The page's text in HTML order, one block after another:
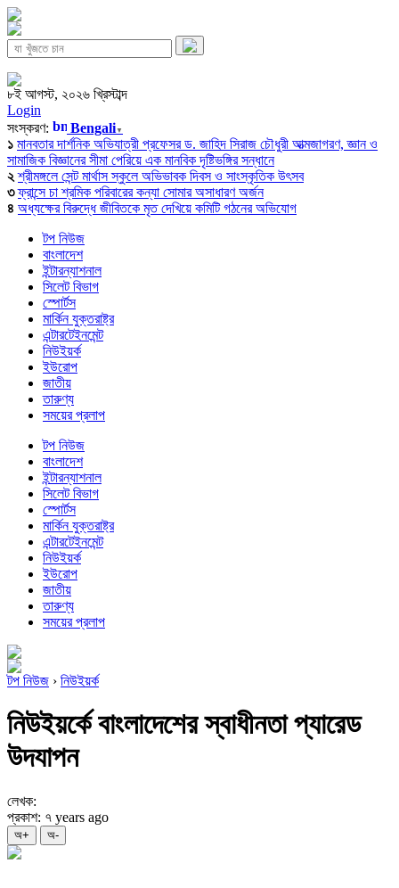
৮ই আগস্ট, ২০২৬ খ্রিস্টাব্দ
Login
সংস্করণ:
Bengali▼
১ মানবতার দার্শনিক অভিযাত্রী প্রফেসর ড. জাহিদ সিরাজ চৌধুরী আত্মজাগরণ, জ্ঞান ও
সামাজিক বিজ্ঞানের সীমা পেরিয়ে এক মানবিক দৃষ্টিভঙ্গির সন্ধানে
২ শ্রীমঙ্গলে সেন্ট মার্থাস স্কুলে অভিভাবক দিবস ও সাংস্কৃতিক উৎসব
৩ ফ্রান্সে চা শ্রমিক পরিবারের কন্যা সোমার অসাধারণ অর্জন
৪ অধ্যক্ষের বিরুদ্ধে জীবিতকে মৃত দেখিয়ে কমিটি গঠনের অভিযোগ
টপ নিউজ
বাংলাদেশ
ইন্টারন্যাশনাল
সিলেট বিভাগ
স্পোর্টস
মার্কিন যুক্তরাষ্ট্র
এন্টারটেইনমেন্ট
নিউইয়র্ক
ইউরোপ
জাতীয়
তারুণ্য
সময়ের প্রলাপ
টপ নিউজ
বাংলাদেশ
ইন্টারন্যাশনাল
সিলেট বিভাগ
স্পোর্টস
মার্কিন যুক্তরাষ্ট্র
এন্টারটেইনমেন্ট
নিউইয়র্ক
ইউরোপ
জাতীয়
তারুণ্য
সময়ের প্রলাপ
টপ নিউজ › নিউইয়র্ক
নিউইয়র্কে বাংলাদেশের স্বাধীনতা প্যারেড
উদযাপন
লেখক:
প্রকাশ: ৭ years ago
অ+ অ-